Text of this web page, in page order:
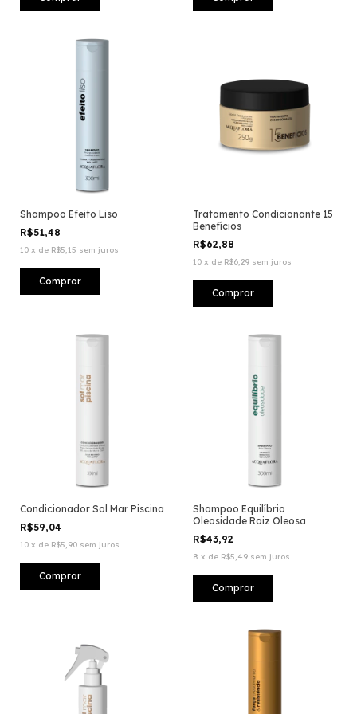
Shampoo Efeito Liso
R$51,48
10 x de R$5,15 sem juros
Tratamento Condicionante 15
Benefícios
R$62,88
10 x de R$6,29 sem juros
Condicionador Sol Mar Piscina
R$59,04
10 x de R$5,90 sem juros
Shampoo Equilíbrio
Oleosidade Raiz Oleosa
R$43,92
8 x de R$5,49 sem juros